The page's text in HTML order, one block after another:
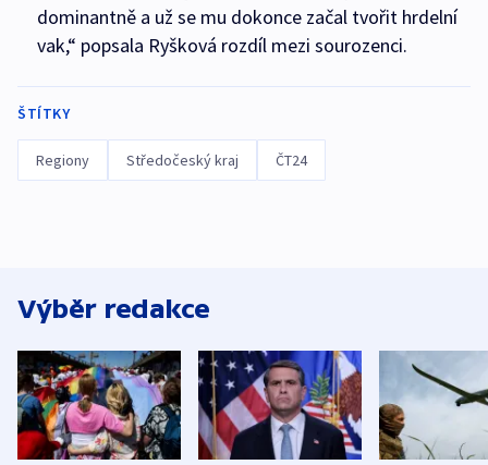
dominantně a už se mu dokonce začal tvořit hrdelní
vak,“ popsala Ryšková rozdíl mezi sourozenci.
ŠTÍTKY
Regiony Středočeský kraj ČT24
Výběr redakce